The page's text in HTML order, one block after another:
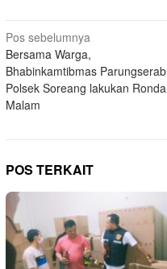
Navigasi
pos
Pos sebelumnya
Bersama Warga,
Bhabinkamtibmas Parungserab
Polsek Soreang lakukan Ronda
Malam
POS TERKAIT